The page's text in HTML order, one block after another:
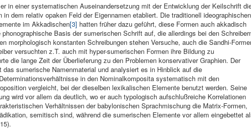
in einer systematischen Auseinandersetzung mit der Entwicklung der Keilschrift
dem relativ opaken Feld der Eigennamen etabliert. Die traditionell ideographischen
im Akkadischen[3] hatten früher dazu geführt, diese Formen auch akkadisch
Basis der sumerischen Schrift auf, die allerdings bei den
morphologisch konstanten Schreibungen stehen Versuche, auch die Sandhi-
versuchten z.T. auch mit hyper-sumerischen Formen ihre Bildung zu
die lange Zeit der Überlieferung zu den Problemen konservativer Graphien. Der
sumerische Namenmaterial und analysiert es in Hinblick auf die
in den Nominalkomposita systematisch mit den
vergleicht, bei der dieselben lexikalischen Elemente benutzt werden. Seine
wird vor allem da deutlich, wo er auch typologisch aufschlußreiche Korrelationen
Verhältnissen der babylonischen Sprachmischung die Matrix-Formen,
semitisch sind, während die sumerischen Elemente vor allem eingebettet